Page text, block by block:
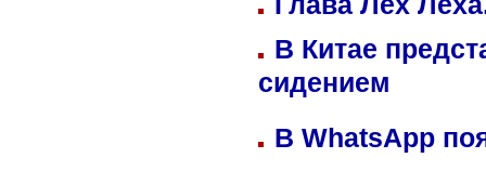
В Китае
сидением
В WhatsApp